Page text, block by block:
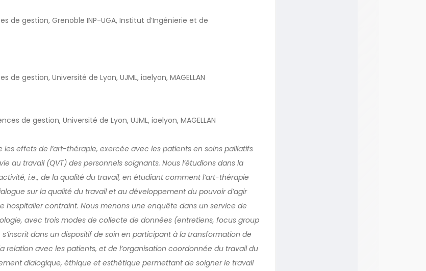
de gestion, Grenoble INP-UGA, Institut d’Ingénierie et de
gestion, Université de Lyon, UJML, iaelyon, MAGELLAN
de gestion, Université de Lyon, UJML, iaelyon, MAGELLAN
effets de l’art-thérapie, exercée avec les patients en soins palliatifs
au travail (QVT) des personnels soignants. Nous l’étudions dans la
i.e., de la qualité du travail, en étudiant comment l’art-thérapie
sur la qualité du travail et au développement du pouvoir d’agir
hospitalier contraint. Nous menons une enquête dans un service de
avec trois modes de collecte de données (entretiens, focus group
dans un dispositif de soin en participant à la transformation de
relation avec les patients, et de l’organisation coordonnée du travail du
dialogique, éthique et esthétique permettant de soigner le travail